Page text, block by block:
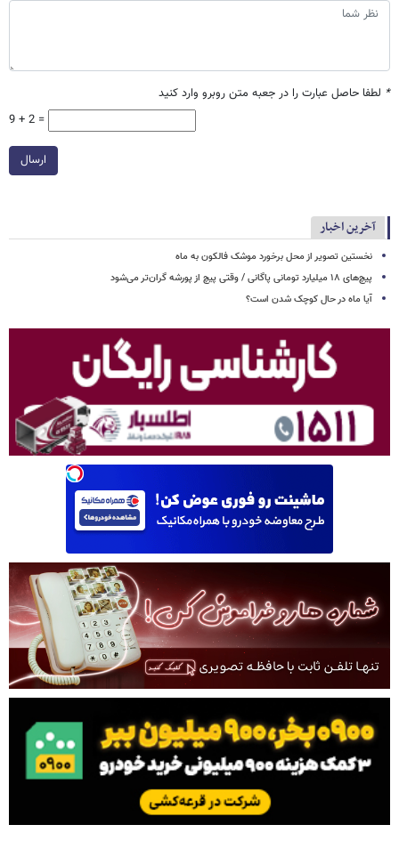
* لطفا حاصل عبارت را در جعبه متن روبرو وارد کنید
9 + 2 =
ارسال
آخرین اخبار
نخستین تصویر از محل برخورد موشک فالکون به ماه
پیچ‌های ۱۸ میلیارد تومانی پاگانی / وقتی پیچ از پورشه گران‌تر می‌شود
آیا ماه در حال کوچک شدن است؟